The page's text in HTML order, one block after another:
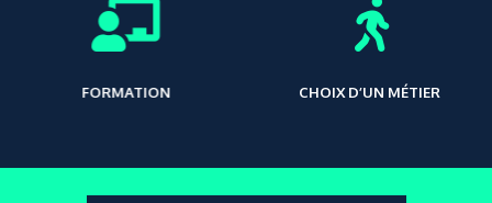
FORMATION CHOIX D’UN MÉTIER